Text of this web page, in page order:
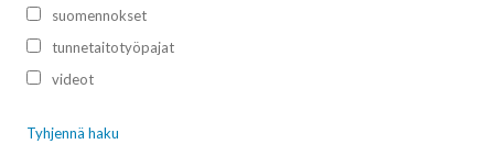
suomennokset
tunnetaitotyöpajat
videot
Tyhjennä haku